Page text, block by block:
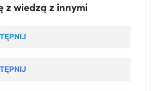
z wiedzą z innymi